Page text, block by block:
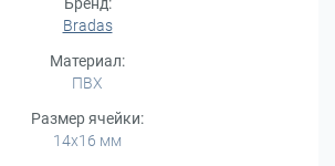
Bradas
Материал:
ПВХ
Размер ячейки:
14х16 мм